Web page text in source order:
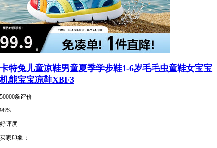
卡特兔儿童凉鞋男童夏季学步鞋1-6岁毛毛虫童鞋女宝宝
机能宝宝凉鞋XBF3
50000条评价
98%
好评度
买家印象：